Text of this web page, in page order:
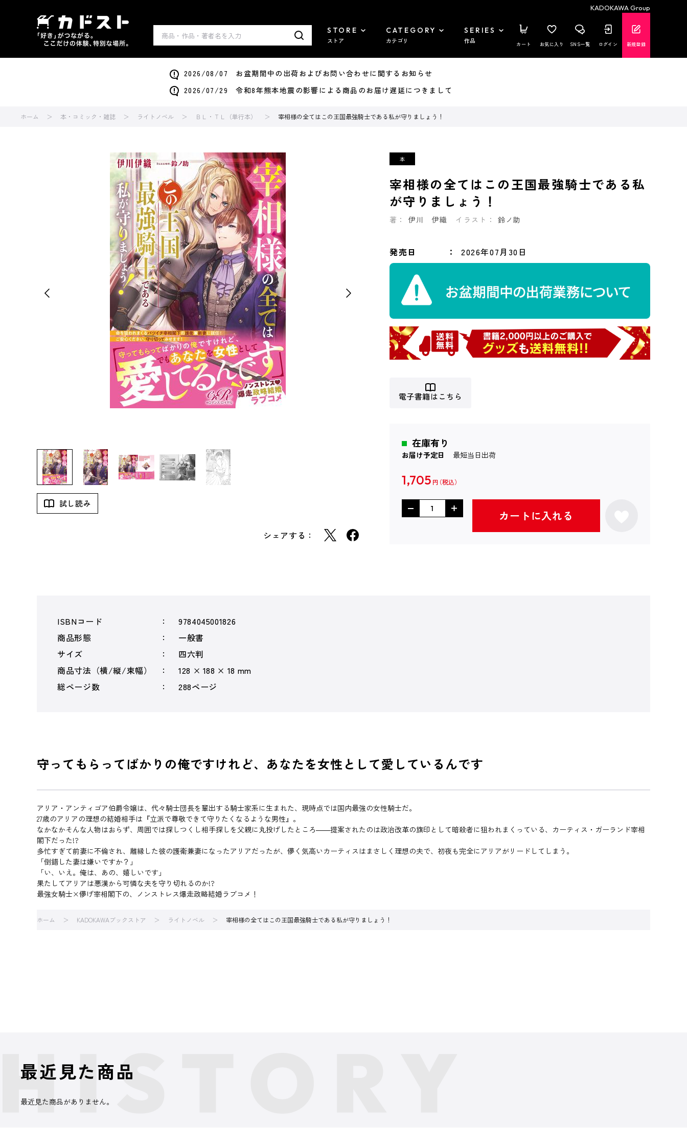
KADOKAWA Group
STORE
ストア
CATEGORY
カテゴリ
SERIES
作品 カート お気に入り SNS一覧 ログイン 新規登録
2026/08/07 お盆期間中の出荷およびお問い合わせに関するお知らせ
2026/07/29 令和8年熊本地震の影響による商品のお届け遅延につきまして
ホーム 本・コミック・雑誌 ライトノベル ＢＬ・ＴＬ（単行本） 宰相様の全てはこの王国最強騎士である私が守りましょう！
試し読み
シェアする：
宰相様の全てはこの王国最強騎士である私
が守りましょう！
著： 伊川 伊織 イラスト： 鈴ノ助
発売日 2026年07月30日
電子書籍はこちら
在庫有り
お届け予定日 最短当日出荷
1,705 円
カートに入れる
ISBNコード
9784045001826
商品形態
一般書
サイズ
四六判
商品寸法（横/縦/束幅）
128 × 188 × 18 mm
総ページ数
288ページ
守ってもらってばかりの俺ですけれど、あなたを女性として愛しているんです
アリア・アンティゴア伯爵令嬢は、代々騎士団長を輩出する騎士家系に生まれた、現時点では国内最強の女性騎士だ。
27歳のアリアの理想の結婚相手は『立派で尊敬できて守りたくなるような男性』。
なかなかそんな人物はおらず、周囲では探しつくし相手探しを父親に丸投げしたところ――提案されたのは政治改革の旗印として暗殺者に狙われまくっている、カーティス・ガーランド宰相
閣下だった!?
多忙すぎて前妻に不倫され、離縁した彼の護衛兼妻になったアリアだったが、儚く気高いカーティスはまさしく理想の夫で、初夜も完全にアリアがリードしてしまう。
「倒錯した妻は嫌いですか？」
「い、いえ。俺は、あの、嬉しいです」
果たしてアリアは悪漢から可憐な夫を守り切れるのか!?
最強女騎士×儚げ宰相閣下の、ノンストレス爆走政略結婚ラブコメ！
ホーム KADOKAWAブックストア ライトノベル 宰相様の全てはこの王国最強騎士である私が守りましょう！
最近見た商品
最近見た商品がありません。